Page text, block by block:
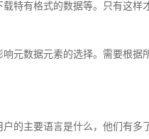
特有格式的数据等。只有这样
元数据元素的选择。需要根
的主要语言是什么，他们有